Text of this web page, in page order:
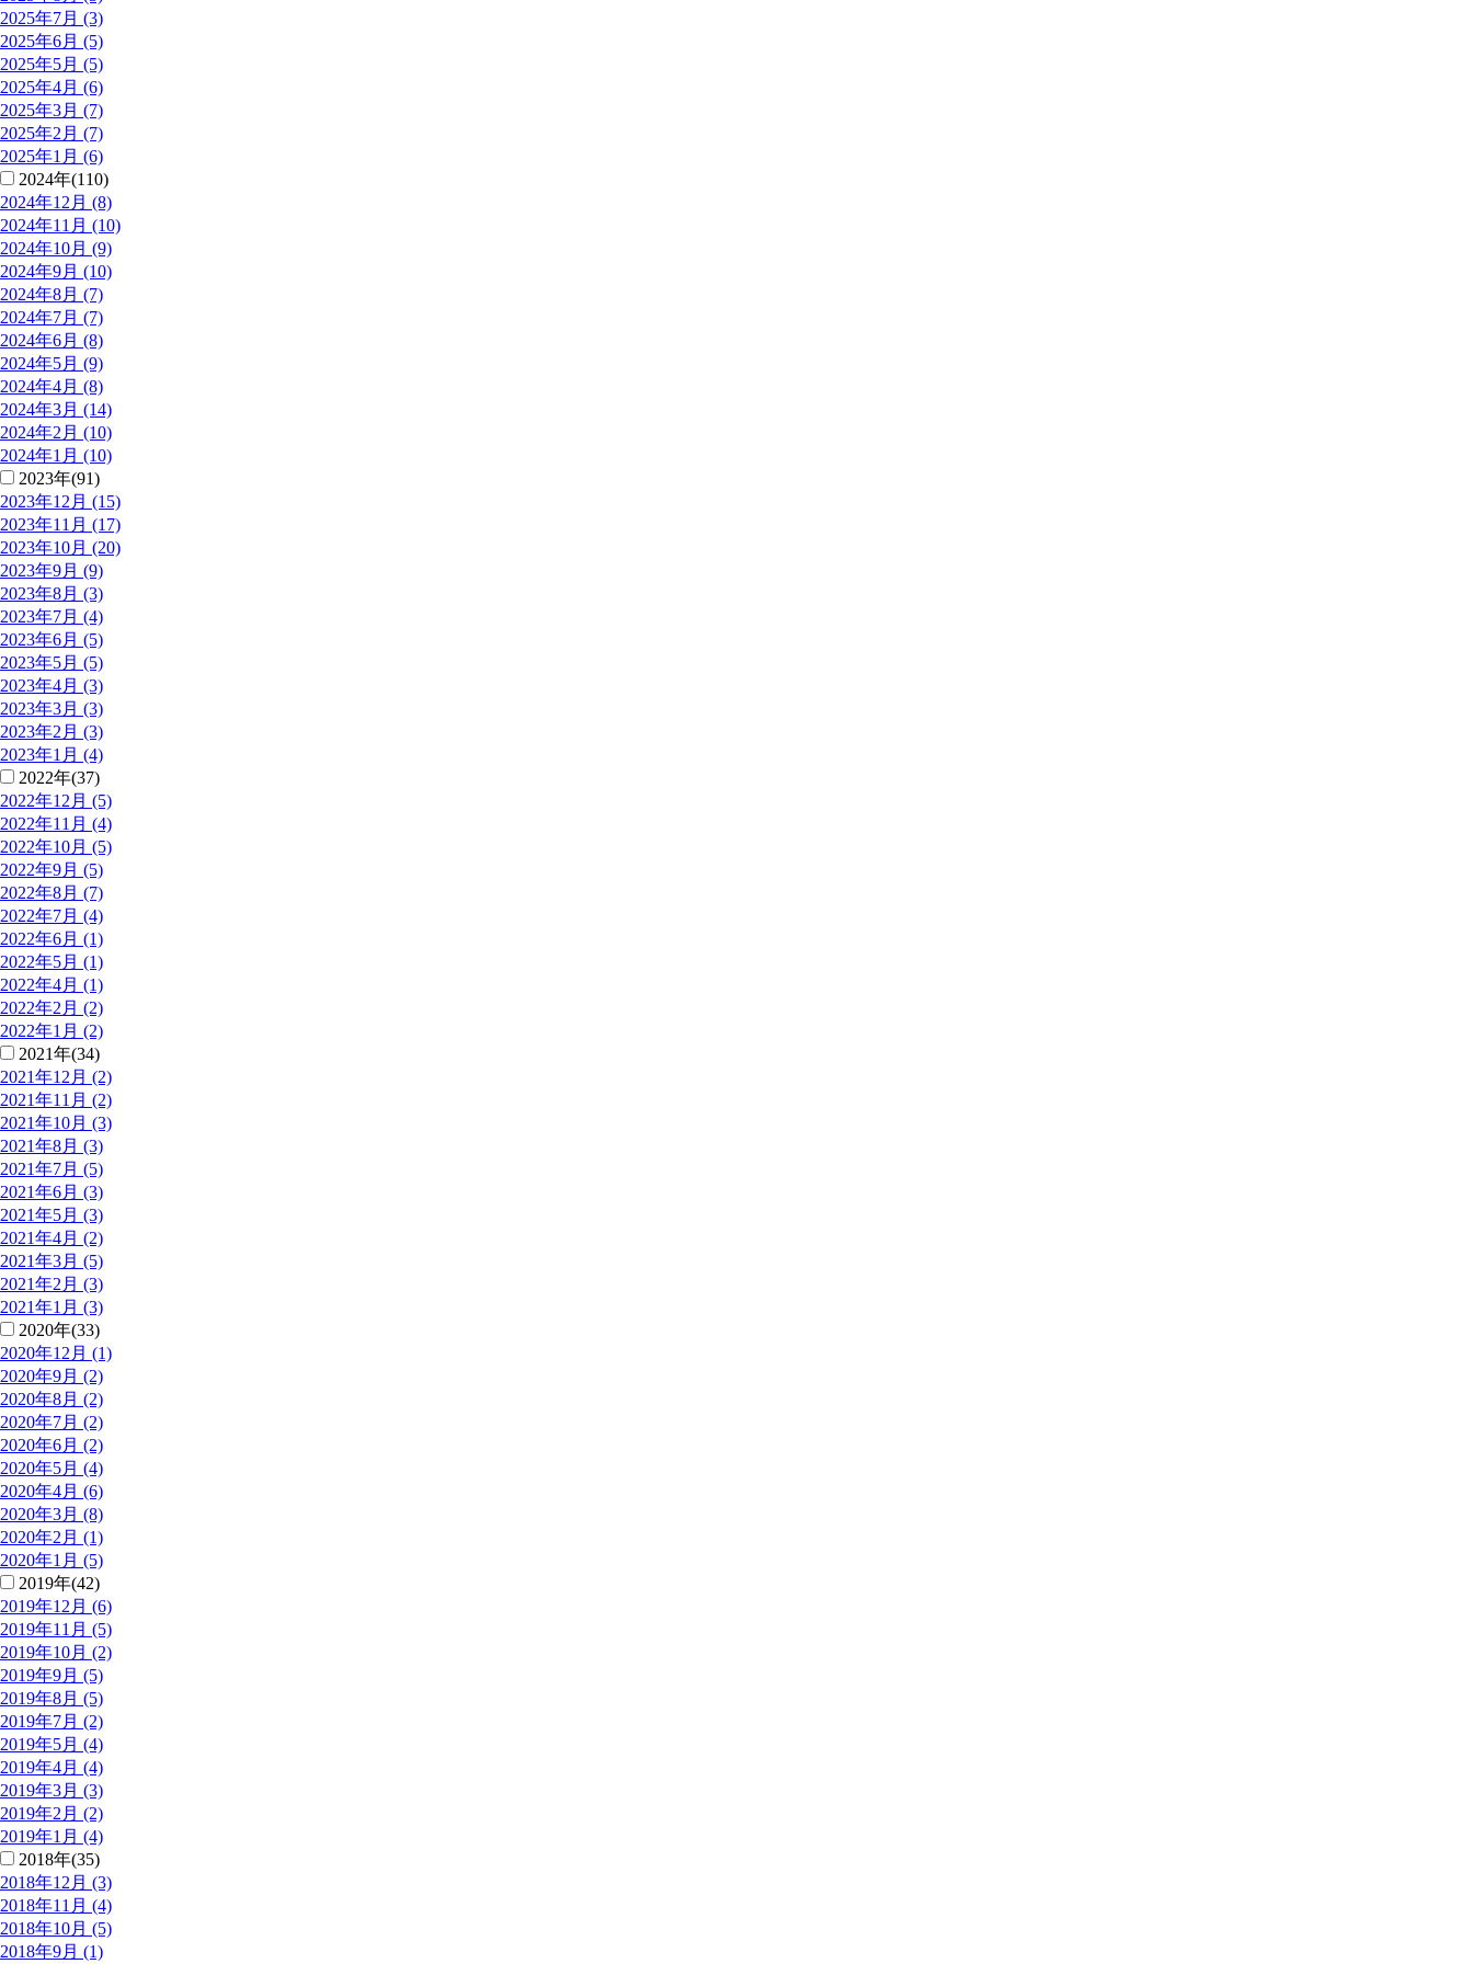
2025年7月 (3)
2025年6月 (5)
2025年5月 (5)
2025年4月 (6)
2025年3月 (7)
2025年2月 (7)
2025年1月 (6)
2024年(110)
2024年12月 (8)
2024年11月 (10)
2024年10月 (9)
2024年9月 (10)
2024年8月 (7)
2024年7月 (7)
2024年6月 (8)
2024年5月 (9)
2024年4月 (8)
2024年3月 (14)
2024年2月 (10)
2024年1月 (10)
2023年(91)
2023年12月 (15)
2023年11月 (17)
2023年10月 (20)
2023年9月 (9)
2023年8月 (3)
2023年7月 (4)
2023年6月 (5)
2023年5月 (5)
2023年4月 (3)
2023年3月 (3)
2023年2月 (3)
2023年1月 (4)
2022年(37)
2022年12月 (5)
2022年11月 (4)
2022年10月 (5)
2022年9月 (5)
2022年8月 (7)
2022年7月 (4)
2022年6月 (1)
2022年5月 (1)
2022年4月 (1)
2022年2月 (2)
2022年1月 (2)
2021年(34)
2021年12月 (2)
2021年11月 (2)
2021年10月 (3)
2021年8月 (3)
2021年7月 (5)
2021年6月 (3)
2021年5月 (3)
2021年4月 (2)
2021年3月 (5)
2021年2月 (3)
2021年1月 (3)
2020年(33)
2020年12月 (1)
2020年9月 (2)
2020年8月 (2)
2020年7月 (2)
2020年6月 (2)
2020年5月 (4)
2020年4月 (6)
2020年3月 (8)
2020年2月 (1)
2020年1月 (5)
2019年(42)
2019年12月 (6)
2019年11月 (5)
2019年10月 (2)
2019年9月 (5)
2019年8月 (5)
2019年7月 (2)
2019年5月 (4)
2019年4月 (4)
2019年3月 (3)
2019年2月 (2)
2019年1月 (4)
2018年(35)
2018年12月 (3)
2018年11月 (4)
2018年10月 (5)
2018年9月 (1)